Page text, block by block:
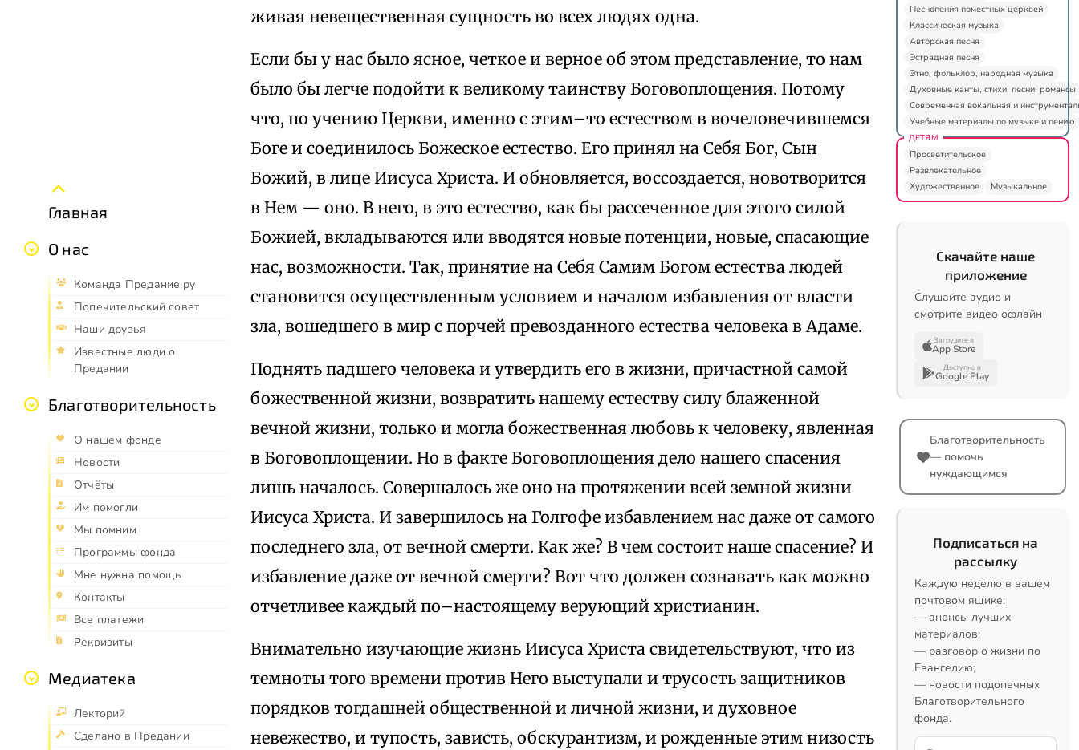
Главная
О нас
Команда Предание.ру
Попечительский совет
Наши друзья
Известные люди о
Предании
Благотворительность
О нашем фонде
Новости
Отчёты
Им помогли
Мы помним
Программы фонда
Мне нужна помощь
Контакты
Все платежи
Реквизиты
Медиатека
Лекторий
Сделано в Предании
живая невещественная сущность во всех людях одна.
Если бы у нас было ясное, четкое и верное об этом представление, то нам
было бы легче подойти к великому таинству Боговоплощения. Потому
что, по учению Церкви, именно с этим–то естеством в вочеловечившемся
Боге и соединилось Божеское естество. Его принял на Себя Бог, Сын
Божий, в лице Иисуса Христа. И обновляется, воссоздается, новотворится
в Нем — оно. В него, в это естество, как бы рассеченное для этого силой
Божией, вкладываются или вводятся новые потенции, новые, спасающие
нас, возможности. Так, принятие на Себя Самим Богом естества людей
становится осуществленным условием и началом избавления от власти
зла, вошедшего в мир с порчей превозданного естества человека в Адаме.
Поднять падшего человека и утвердить его в жизни, причастной самой
божественной жизни, возвратить нашему естеству силу блаженной
вечной жизни, только и могла божественная любовь к человеку, явленная
в Боговоплощении. Но в факте Боговоплощения дело нашего спасения
лишь началось. Совершалось же оно на протяжении всей земной жизни
Иисуса Христа. И завершилось на Голгофе избавлением нас даже от самого
последнего зла, от вечной смерти. Как же? В чем состоит наше спасение? И
избавление даже от вечной смерти? Вот что должен сознавать как можно
отчетливее каждый по–настоящему верующий христианин.
Внимательно изучающие жизнь Иисуса Христа свидетельствуют, что из
темноты того времени против Него выступали и трусость защитников
порядков тогдашней общественной и личной жизни, и духовное
невежество, и тупость, зависть, обскурантизм, и рожденные этим низость
Песнопения поместных церквей
Классическая музыка
Авторская песня
Эстрадная песня
Этно, фольклор, народная музыка
Духовные канты, стихи, песни, романсы
Современная вокальная и
Учебные материалы по музыке и пению
ДЕТЯМ
Просветительское
Развлекательное
Художественное
Музыкальное
Скачайте наше
приложение
Слушайте аудио и
смотрите видео офлайн
Загрузите в
App Store
Доступно в
Google Play
Благотворительность
— помочь
нуждающимся
Подписаться на
рассылку
Каждую неделю в вашем
почтовом ящике:
— анонсы лучших
материалов;
— разговор о жизни по
Евангелию;
— новости подопечных
Благотворительного
фонда.